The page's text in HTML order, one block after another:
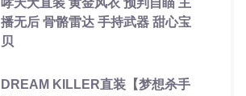
哮天犬直装 黄金风衣 预判自瞄 主
播无后 骨骼雷达 手持武器 甜心宝
贝
DREAM KILLER直装【梦想杀手